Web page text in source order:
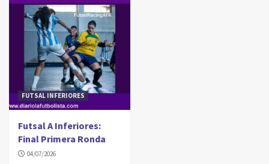
FUTSAL INFERIORES
Futsal A Inferiores:
Final Primera Ronda
04/07/2026